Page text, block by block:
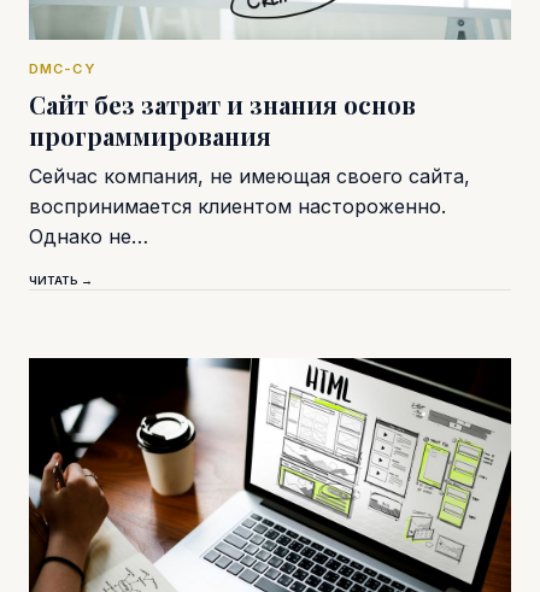
DMC-CY
Сайт без затрат и знания основ
программирования
Сейчас компания, не имеющая своего сайта,
воспринимается клиентом настороженно.
Однако не…
ЧИТАТЬ →